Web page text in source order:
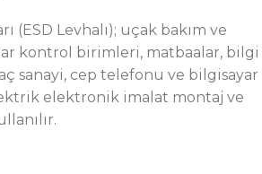
(ESD Levhalı); uçak bakım ve
kontrol birimleri, matbaalar, bilgi
sanayi, cep telefonu ve bilgisayar
elektronik imalat montaj ve